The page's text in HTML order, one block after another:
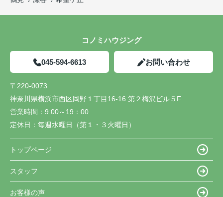
コノミハウジング
045-594-6613 お問い合わせ
〒220-0073
神奈川県横浜市西区岡野１丁目16-16 第２梅沢ビル５F
営業時間： 9:00～19：00
定休日： 毎週水曜日（第１・３火曜日）
トップページ
スタッフ
お客様の声